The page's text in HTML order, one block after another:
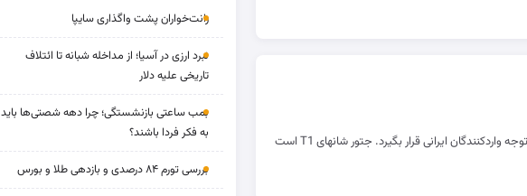
شاسی بلند جدیدی که میتواند مورد توجه واردکنندگان ایرانی قرار بگیرد. جتور شانهای T1 است
رانت‌خواران پشت واگذاری سایپا
نبرد ارزی در آسیا؛ از مداخله‌ شبانه تا ائتلاف
تاریخی علیه دلار
بمب ساعتی بازنشستگی؛ چرا دهه شصتی‌ها باید
به فکر فردا باشند؟
بررسی تورم ۸۴ درصدی و بازدهی طلا و بورس